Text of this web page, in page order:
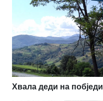
Хвала деди на побједи